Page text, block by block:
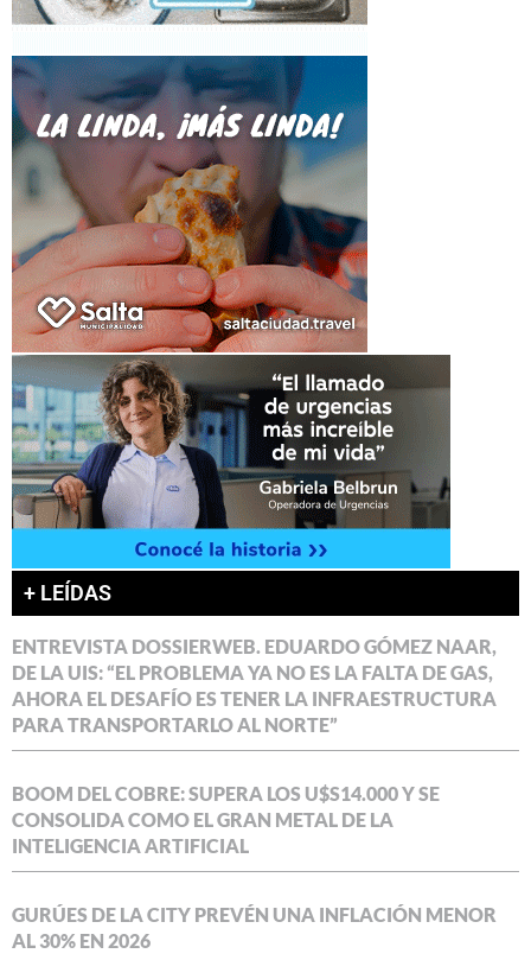
+ LEÍDAS
ENTREVISTA DOSSIERWEB. EDUARDO GÓMEZ NAAR,
DE LA UIS: “EL PROBLEMA YA NO ES LA FALTA DE GAS,
AHORA EL DESAFÍO ES TENER LA INFRAESTRUCTURA
PARA TRANSPORTARLO AL NORTE”
BOOM DEL COBRE: SUPERA LOS U$S14.000 Y SE
CONSOLIDA COMO EL GRAN METAL DE LA
INTELIGENCIA ARTIFICIAL
GURÚES DE LA CITY PREVÉN UNA INFLACIÓN MENOR
AL 30% EN 2026